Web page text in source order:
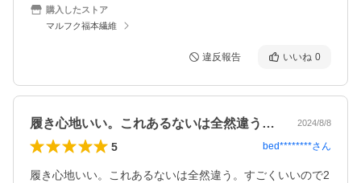
購入したストア
マルフク福本繊維
違反報告 いいね 0
履き心地いい。これあるないは全然違う。… 2024/8/8
5 bed********さん
履き心地いい。これあるないは全然違う。すごくいいので2